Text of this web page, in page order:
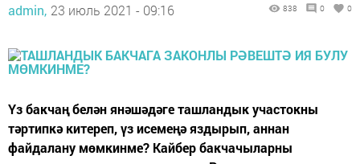
admin, 23 июль 2021 - 09:16 838 0 0
Үз бакчаң белән янәшәдәге ташландык участокны
тәртипкә китереп, үз исемеңә яздырып, аннан
файдалану мөмкинме? Кайбер бакчачыларны